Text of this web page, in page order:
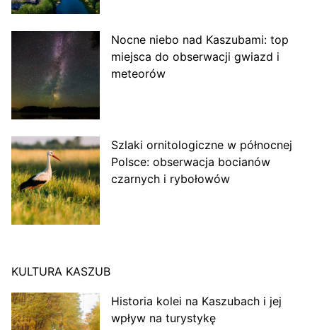
Nocne niebo nad Kaszubami: top
miejsca do obserwacji gwiazd i
meteorów
Szlaki ornitologiczne w północnej
Polsce: obserwacja bocianów
czarnych i rybołowów
KULTURA KASZUB
Historia kolei na Kaszubach i jej
wpływ na turystykę